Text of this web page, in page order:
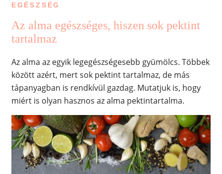
EGÉSZSÉG
Az alma egészséges, hiszen sok pektint
tartalmaz
Az alma az egyik legegészségesebb gyümölcs. Többek
között azért, mert sok pektint tartalmaz, de más
tápanyagban is rendkívül gazdag. Mutatjuk is, hogy
miért is olyan hasznos az alma pektintartalma.